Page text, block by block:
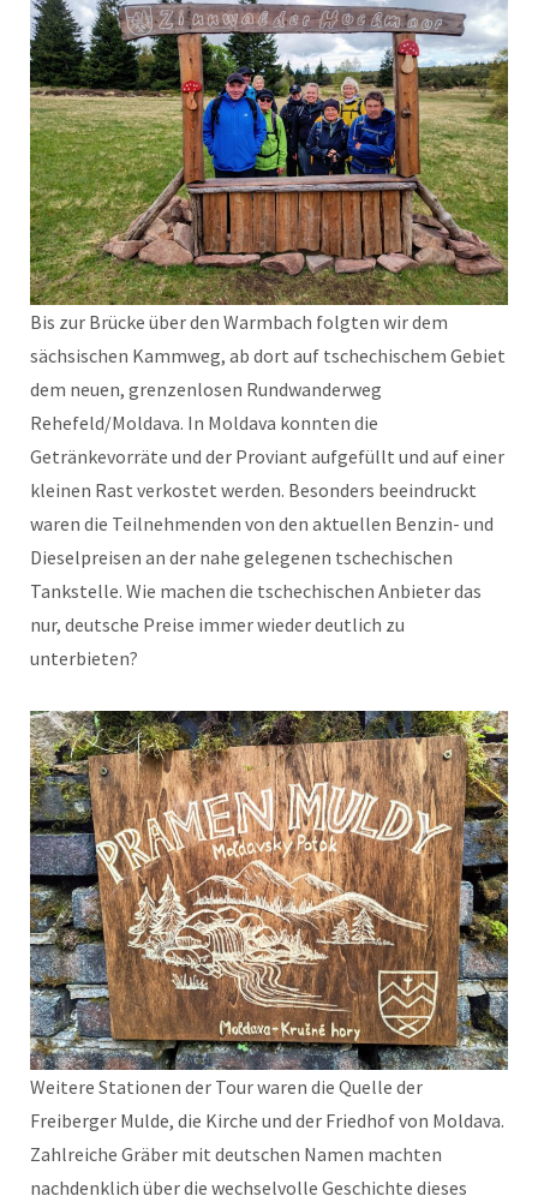
Bis zur Brücke über den Warmbach folgten wir dem
sächsischen Kammweg, ab dort auf tschechischem Gebiet
dem neuen, grenzenlosen Rundwanderweg
Rehefeld/Moldava. In Moldava konnten die
Getränkevorräte und der Proviant aufgefüllt und auf einer
kleinen Rast verkostet werden. Besonders beeindruckt
waren die Teilnehmenden von den aktuellen Benzin- und
Dieselpreisen an der nahe gelegenen tschechischen
Tankstelle. Wie machen die tschechischen Anbieter das
nur, deutsche Preise immer wieder deutlich zu
unterbieten?
Weitere Stationen der Tour waren die Quelle der
Freiberger Mulde, die Kirche und der Friedhof von Moldava.
Zahlreiche Gräber mit deutschen Namen machten
nachdenklich über die wechselvolle Geschichte dieses